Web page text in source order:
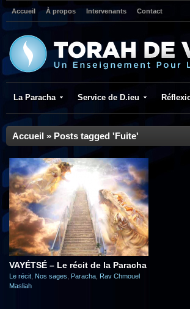
Accueil À propos Intervenants Contact
La Paracha Service de D.ieu
Accueil » Posts tagged 'Fuite'
VAYÉTSÉ – Le récit de la Paracha
Le récit Nos sages Paracha Rav Chmouel
Masliah